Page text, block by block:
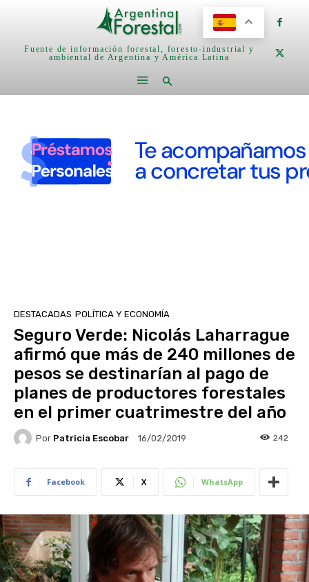
Fuente de información forestal, foresto-industrial y
ambiental de Argentina y América Latina
DESTACADAS POLÍTICA Y ECONOMÍA
Seguro Verde: Nicolás Laharrague
afirmó que más de 240 millones de
pesos se destinarían al pago de
planes de productores forestales
en el primer cuatrimestre del año
Por Patricia Escobar 16/02/2019 242
Facebook X WhatsApp